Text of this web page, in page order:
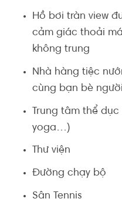
Hồ bơi tràn view
cảm giác thoải
không trung
Nhà hàng tiệc
cùng bạn bè
Trung tâm thể
yoga…)
Thư viện
Đường chạy bộ
Sân Tennis